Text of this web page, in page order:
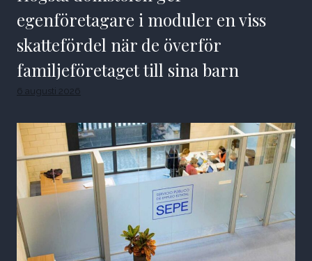
egenföretagare i moduler en viss
skattefördel när de överför
familjeföretaget till sina barn
6 augusti 2026